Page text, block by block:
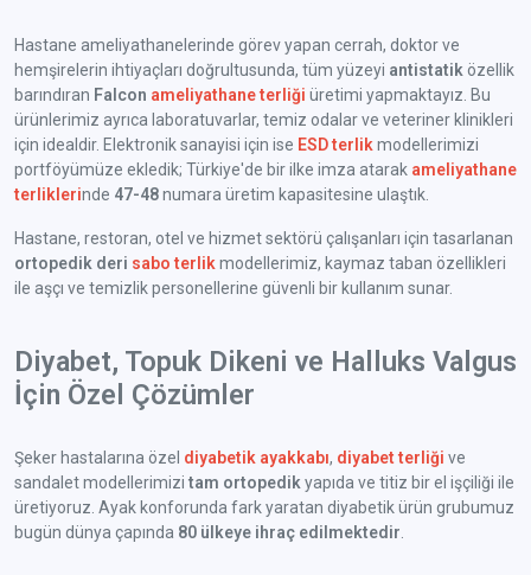
Hastane ameliyathanelerinde görev yapan cerrah, doktor ve
hemşirelerin ihtiyaçları doğrultusunda, tüm yüzeyi antistatik özellik
barındıran Falcon ameliyathane terliği üretimi yapmaktayız. Bu
ürünlerimiz ayrıca laboratuvarlar, temiz odalar ve veteriner klinikleri
için idealdir. Elektronik sanayisi için ise ESD terlik modellerimizi
portföyümüze ekledik; Türkiye'de bir ilke imza atarak ameliyathane
terliklerinde 47-48numara üretim kapasitesine ulaştık.
Hastane, restoran, otel ve hizmet sektörü çalışanları için tasarlanan
ortopedik deri sabo terlik modellerimiz, kaymaz taban özellikleri
ile aşçı ve temizlik personellerine güvenli bir kullanım sunar.
Diyabet, Topuk Dikeni ve Halluks Valgus
İçin Özel Çözümler
Şeker hastalarına özel diyabetik ayakkabı, diyabet terliği ve
sandalet modellerimizi tam ortopedik yapıda ve titiz bir el işçiliği ile
üretiyoruz. Ayak konforunda fark yaratan diyabetik ürün grubumuz
bugün dünya çapında 80 ülkeye ihraç edilmektedir